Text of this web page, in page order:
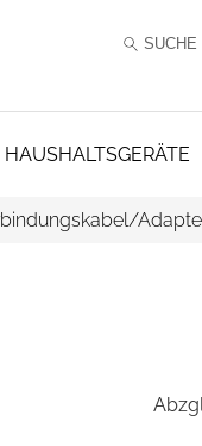
SUCHE
HAUSHALTSGERÄTE